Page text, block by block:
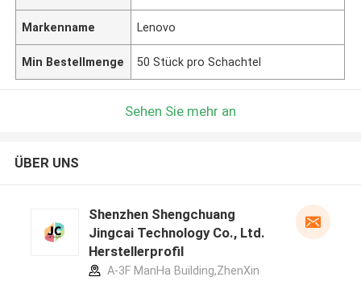
Markenname Lenovo
Min Bestellmenge 50 Stück pro Schachtel
Sehen Sie mehr an
ÜBER UNS
Shenzhen Shengchuang
Jingcai Technology Co., Ltd.
Herstellerprofil
A-3F ManHa Building,ZhenXin